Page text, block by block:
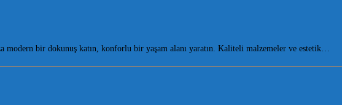
bir dokunuş katın, konforlu bir yaşam alanı yaratın. Kaliteli malzemeler ve estetik…